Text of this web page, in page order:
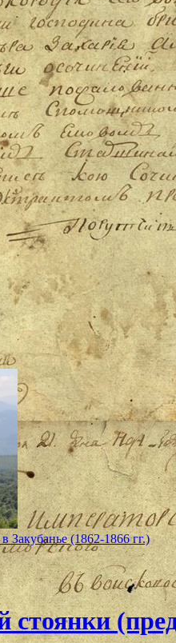
Закубанье (1862-1866 гг.)
стоянки